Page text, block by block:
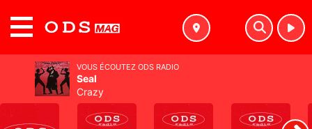
VOUS ÉCOUTEZ ODS RADIO
Seal
Crazy